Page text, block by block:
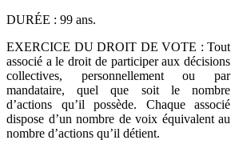
DURÉE : 99 ans.
EXERCICE DU DROIT DE VOTE : Tout
associé a le droit de participer aux décisions
collectives, personnellement ou par
mandataire, quel que soit le nombre
d’actions qu’il possède. Chaque associé
dispose d’un nombre de voix équivalent au
nombre d’actions qu’il détient.